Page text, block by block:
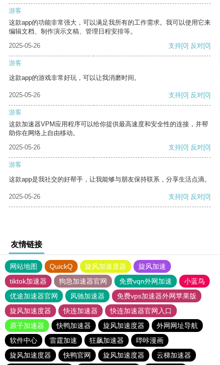
游客
这款app的功能非常强大，可以满足我所有的工作需求。我可以使用它来
编辑文档、制作演示文稿、管理日程安排等。
2025-05-26
支持[0] 反对[0]
游客
这款app的游戏非常好玩，可以让我消磨时间。
2025-05-26 支持[0] 反对[0]
游客
这款加速器VPM应用程序可以给你提供最高速度和安全性的连接，并帮
助你在网络上自由移动。
2025-05-26
支持[0] 反对[0]
游客
这款app是我社交的好帮手，让我能够与朋友保持联系，分享生活点滴。
2025-05-26 支持[0] 反对[0]
友情链接
网站地图 QuickQ 旋风加速度器
旋风加速
tiktok加速器
狗急加速器官网 免费vqn外网加速
小蓝鸟
优途加速器官网
风驰加速器
免费vps加速器外网苹果版
旋风加速度器
快连加速器
快连加速器官网入口
原子加速器
快鸭加速器 旋风加速度器
外网网址导航
软件中心
雷霆加速 狂飙加速器
哔咔漫画
旋风加速度器
快鸭官网 旋风加速度器 云梯加速器